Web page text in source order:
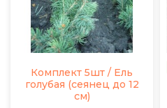
Комплект 5шт / Ель
голубая (сеянец до 12
см)